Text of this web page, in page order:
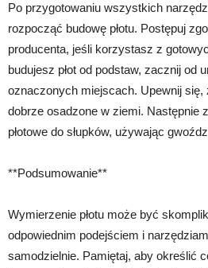
Po przygotowaniu wszystkich
rozpocząć budowę płotu. Postępuj
producenta, jeśli korzystasz z
budujesz płot od podstaw, zacznij od
oznaczonych miejscach. Upewnij się,
dobrze osadzone w ziemi. Następnie
płotowe do słupków, używając
**Podsumowanie**
Wymierzenie płotu może być
odpowiednim podejściem i
samodzielnie. Pamiętaj, aby określić